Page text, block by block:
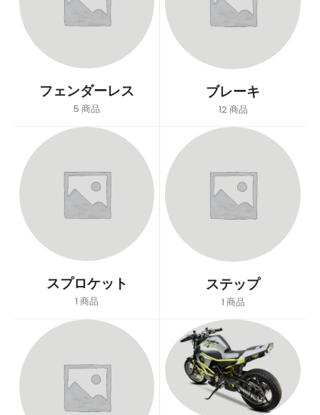
フェンダーレス
5 商品
ブレーキ
12商品
スプロケット
1 商品
ステップ
1 商品